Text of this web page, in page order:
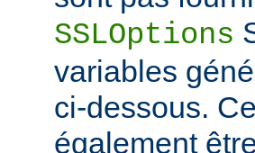
SSLOptions
variables
ci-dessous.
également